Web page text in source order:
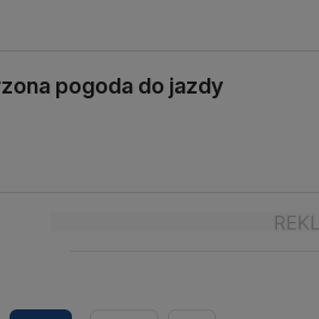
pogoda do jazdy